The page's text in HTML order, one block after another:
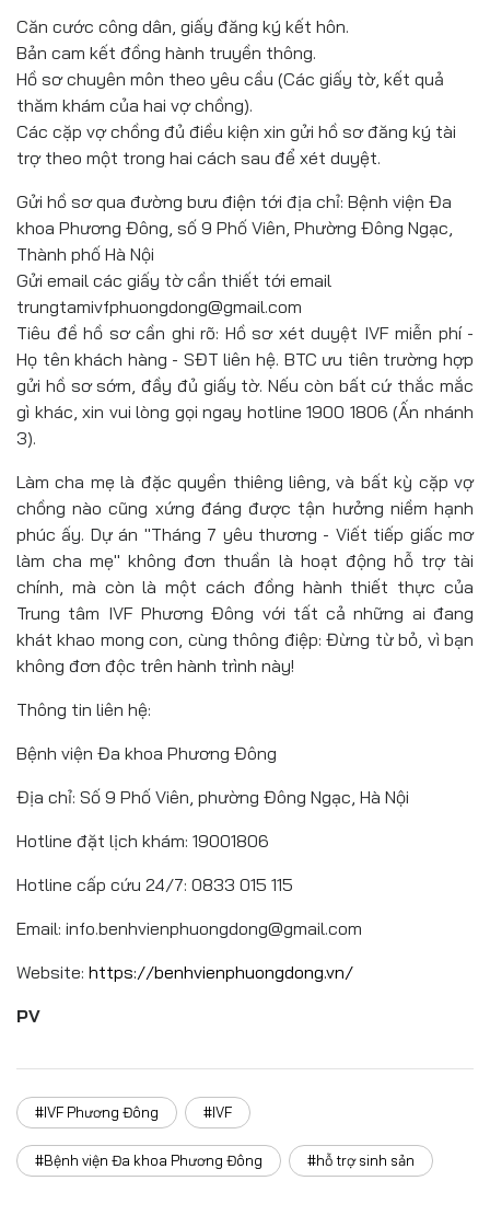
Căn cước công dân, giấy đăng ký kết hôn.
Bản cam kết đồng hành truyền thông.
Hồ sơ chuyên môn theo yêu cầu (Các giấy tờ, kết quả
thăm khám của hai vợ chồng).
Các cặp vợ chồng đủ điều kiện xin gửi hồ sơ đăng ký tài
trợ theo một trong hai cách sau để xét duyệt.
Gửi hồ sơ qua đường bưu điện tới địa chỉ: Bệnh viện Đa
khoa Phương Đông, số 9 Phố Viên, Phường Đông Ngạc,
Thành phố Hà Nội
Gửi email các giấy tờ cần thiết tới email
trungtamivfphuongdong@gmail.com
Tiêu đề hồ sơ cần ghi rõ: Hồ sơ xét duyệt IVF miễn phí -
Họ tên khách hàng - SĐT liên hệ. BTC ưu tiên trường hợp
gửi hồ sơ sớm, đầy đủ giấy tờ. Nếu còn bất cứ thắc mắc
gì khác, xin vui lòng gọi ngay hotline 1900 1806 (Ấn nhánh
3).
Làm cha mẹ là đặc quyền thiêng liêng, và bất kỳ cặp vợ
chồng nào cũng xứng đáng được tận hưởng niềm hạnh
phúc ấy. Dự án "Tháng 7 yêu thương - Viết tiếp giấc mơ
làm cha mẹ" không đơn thuần là hoạt động hỗ trợ tài
chính, mà còn là một cách đồng hành thiết thực của
Trung tâm IVF Phương Đông với tất cả những ai đang
khát khao mong con, cùng thông điệp: Đừng từ bỏ, vì bạn
không đơn độc trên hành trình này!
Thông tin liên hệ:
Bệnh viện Đa khoa Phương Đông
Địa chỉ: Số 9 Phố Viên, phường Đông Ngạc, Hà Nội
Hotline đặt lịch khám: 19001806
Hotline cấp cứu 24/7: 0833 015 115
Email: info.benhvienphuongdong@gmail.com
Website: https://benhvienphuongdong.vn/
PV
#IVF Phương Đông #IVF
#Bệnh viện Đa khoa Phương Đông #hỗ trợ sinh sản